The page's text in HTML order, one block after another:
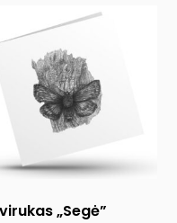
„Segė”